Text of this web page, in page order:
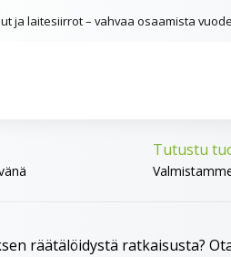
ja laitesiirrot – vahvaa osaamista
Tutustu
räätälöidystä ratkaisusta?